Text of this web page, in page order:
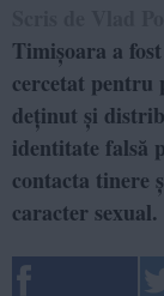
Timișoara a
cercetat pentru
deținut și
identitate falsă
contacta tinere
caracter sexual.